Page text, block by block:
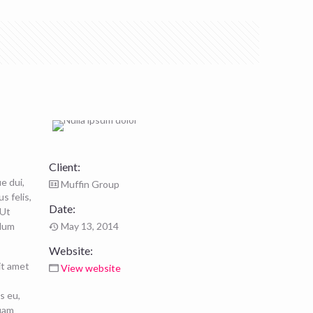
dui,
felis,
amet
eu,
Client:
Muffin Group
Date:
May 13, 2014
Website:
View website